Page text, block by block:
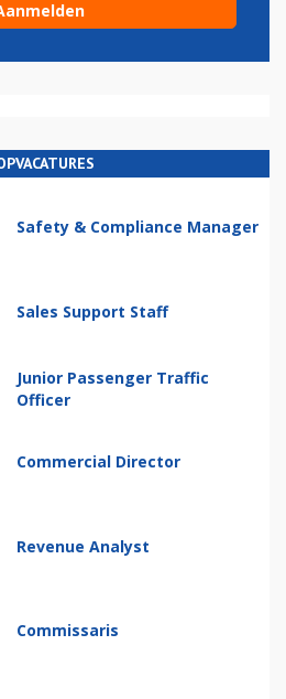
Safety & Compliance Manager
Sales Support Staff
Junior Passenger Traffic
Officer
Commercial Director
Revenue Analyst
Commissaris